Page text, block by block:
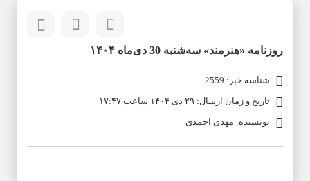
روزنامه «هنرمند» سه‌شنبه 30 دی‌ماه ۱۴۰۴
شناسه خبر: 2559
تاریخ و زمان ارسال: ۲۹ دی ۱۴۰۴ ساعت ۱۷:۴۷
نویسنده: مهدی احمدی